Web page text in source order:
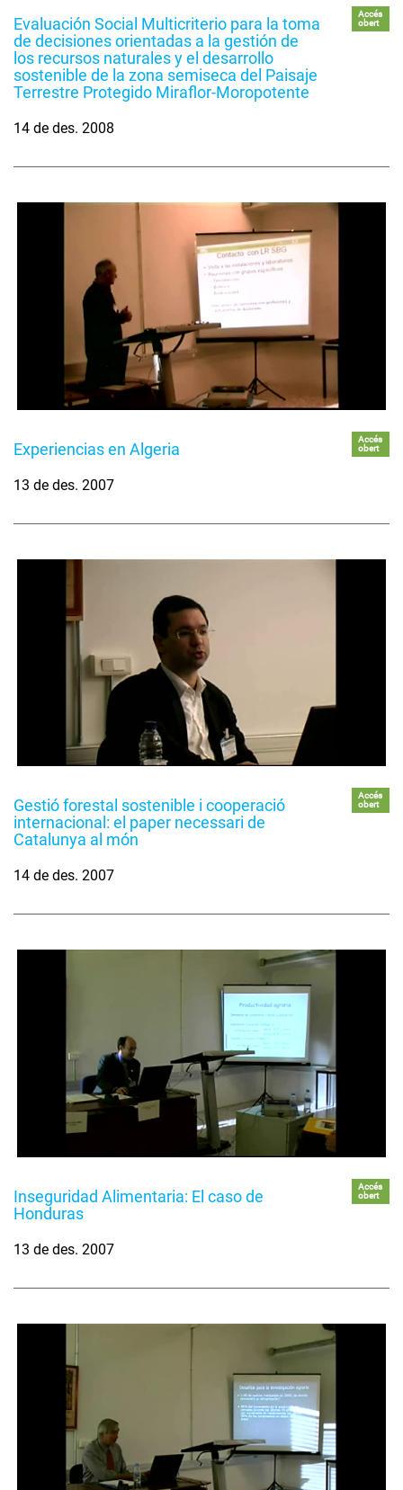
Evaluación Social Multicriterio para la toma
de decisiones orientadas a la gestión de
los recursos naturales y el desarrollo
sostenible de la zona semiseca del Paisaje
Terrestre Protegido Miraflor-Moropotente
Accés
obert
14 de des. 2008
Experiencias en Algeria
Accés
obert
13 de des. 2007
Gestió forestal sostenible i cooperació
internacional: el paper necessari de
Catalunya al món
Accés
obert
14 de des. 2007
Inseguridad Alimentaria: El caso de
Honduras
Accés
obert
13 de des. 2007